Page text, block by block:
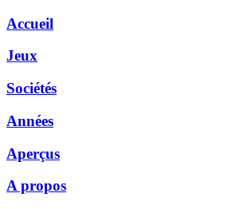
Accueil
Jeux
Sociétés
Années
Aperçus
A propos